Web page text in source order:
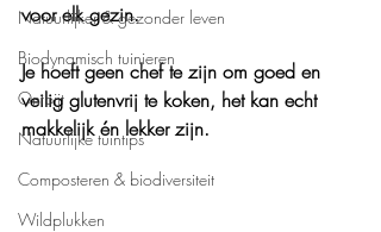
Natuurlijker & gezonder leven
Biodynamisch tuinieren
Ontbijt
Natuurlijke tuintips
Composteren & biodiversiteit
Wildplukken
voor elk gezin.
Je hoeft geen chef te zijn om goed en
veilig glutenvrij te koken, het kan echt
makkelijk én lekker zijn.